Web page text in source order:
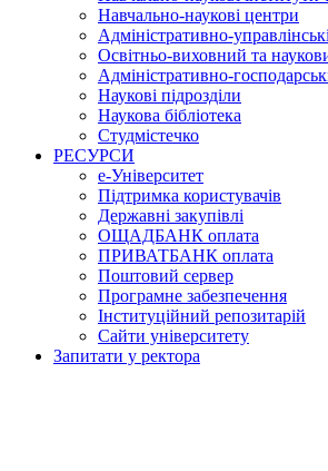
Навчально-наукові центри
Адміністративно-управлінські
Освітньо-виховний та
Адміністративно-
Наукові підрозділи
Наукова бібліотека
Студмістечко
РЕСУРСИ
е-Університет
Підтримка користувачів
Державні закупівлі
ОЩАДБАНК оплата
ПРИВАТБАНК оплата
Поштовий сервер
Програмне забезпечення
Інституційний репозитарій
Сайти університету
Запитати у ректора